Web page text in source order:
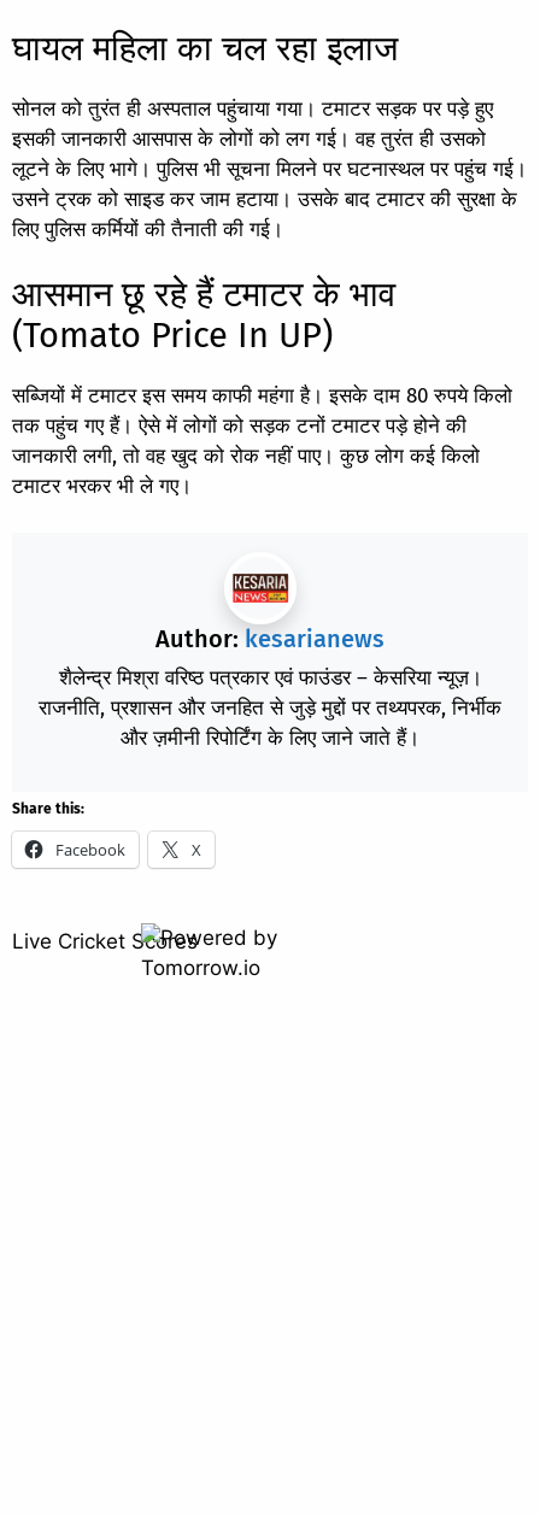
घायल महिला का चल रहा इलाज
सोनल को तुरंत ही अस्पताल पहुंचाया गया। टमाटर सड़क पर पड़े हुए
इसकी जानकारी आसपास के लोगों को लग गई। वह तुरंत ही उसको
लूटने के लिए भागे। पुलिस भी सूचना मिलने पर घटनास्थल पर पहुंच गई।
उसने ट्रक को साइड कर जाम हटाया। उसके बाद टमाटर की सुरक्षा के
लिए पुलिस कर्मियों की तैनाती की गई।
आसमान छू रहे हैं टमाटर के भाव
(Tomato Price In UP)
सब्जियों में टमाटर इस समय काफी महंगा है। इसके दाम 80 रुपये किलो
तक पहुंच गए हैं। ऐसे में लोगों को सड़क टनों टमाटर पड़े होने की
जानकारी लगी, तो वह खुद को रोक नहीं पाए। कुछ लोग कई किलो
टमाटर भरकर भी ले गए।
Author: kesarianews
शैलेन्द्र मिश्रा वरिष्ठ पत्रकार एवं फाउंडर – केसरिया न्यूज़।
राजनीति, प्रशासन और जनहित से जुड़े मुद्दों पर तथ्यपरक, निर्भीक
और ज़मीनी रिपोर्टिंग के लिए जाने जाते हैं।
Share this:
Facebook X
Live Cricket Scores